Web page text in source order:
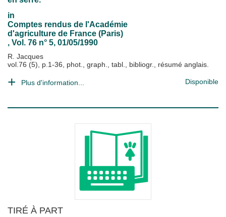
in
Comptes rendus de l'Académie
d'agriculture de France (Paris)
, Vol. 76 n° 5, 01/05/1990
R. Jacques
vol.76 (5), p.1-36, phot., graph., tabl., bibliogr., résumé anglais.
Plus d'information... Disponible
TIRÉ À PART